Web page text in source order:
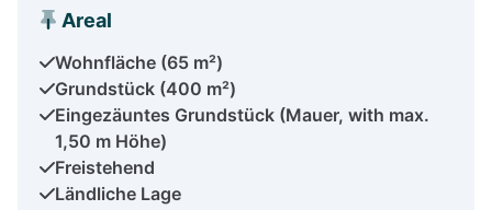
Areal
Wohnfläche (65 m²)
Grundstück (400 m²)
Eingezäuntes Grundstück (Mauer, with max.
1,50 m Höhe)
Freistehend
Ländliche Lage